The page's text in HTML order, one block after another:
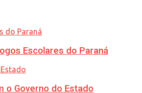
Escolares do Paraná
o Governo do Estado